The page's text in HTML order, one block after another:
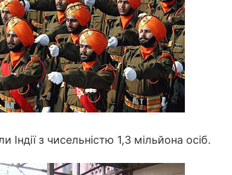
з чисельністю 1,3 мільйона осіб.